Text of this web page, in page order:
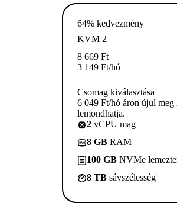
64% kedvezmény
KVM 2
8 669 Ft
3 149 Ft/hó
Csomag kiválasztása
6 049 Ft/hó áron újul
lemondhatja.
2 vCPU mag
8 GB RAM
100 GB NVMe
8 TB sávszélesség